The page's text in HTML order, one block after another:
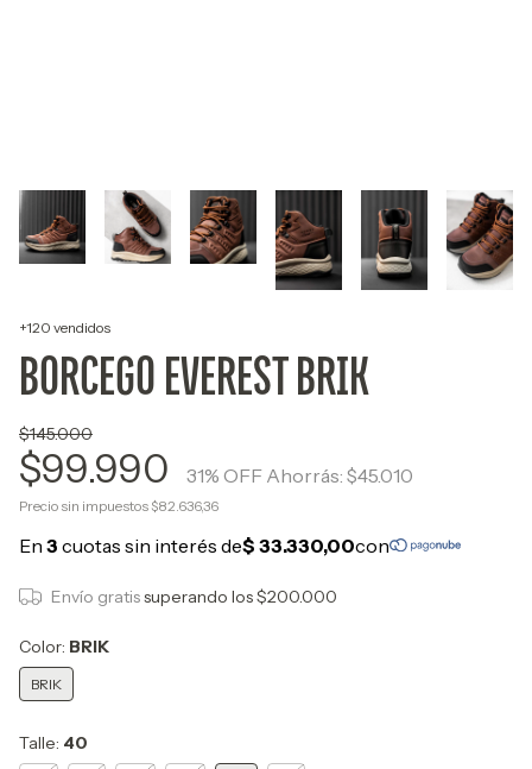
+120 vendidos
BORCEGO EVEREST BRIK
$145.000
$99.990 31% OFF Ahorrás: $45.010
Precio sin impuestos $82.636,36
Envío gratissuperando los$200.000
Color: BRIK
BRIK
Talle: 40